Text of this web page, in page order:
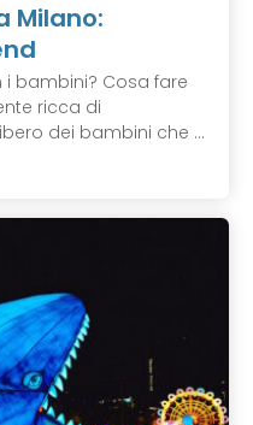
Milano:
bambini? Cosa fare
ricca di
dei bambini che ...